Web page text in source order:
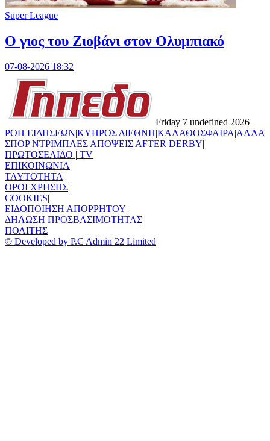
Super League
Ο γιος του Ζιοβάνι στον Ολυμπιακό
07-08-2026 18:32
Friday 7 undefined 2026
ΡΟΗ ΕΙΔΗΣΕΩΝ|ΚΥΠΡΟΣ|ΔΙΕΘΝΗ|ΚΑΛΑΘΟΣΦΑΙΡΑ|ΑΛΛΑ
ΣΠΟΡ|ΝΤΡΙΜΠΛΕΣ|ΑΠΟΨΕΙΣ|AFTER DERBY|
ΠΡΩΤΟΣΕΛΙΔΟ | TV
ΕΠΙΚΟΙΝΩΝΙΑ|
TAYTOTHTA|
ΟΡΟΙ ΧΡΗΣΗΣ|
COOKIES|
ΕΙΔΟΠΟΙΗΣΗ ΑΠΟΡΡΗΤΟΥ|
ΔΗΛΩΣΗ ΠΡΟΣΒΑΣΙΜΟΤΗΤΑΣ|
ΠΟΛΙΤΗΣ
© Developed by P.C Admin 22 Limited